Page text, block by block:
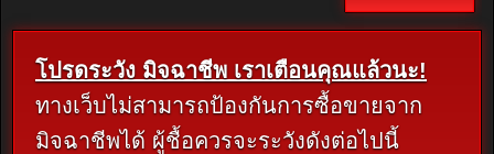
โปรดระวัง มิจฉาชีพ เราเตือนคุณแล้วนะ!
ทางเว็บไม่สามารถป้องกันการซื้อขายจาก
มิจฉาชีพได้ ผู้ชื้อควรจะระวังดังต่อไปนี้